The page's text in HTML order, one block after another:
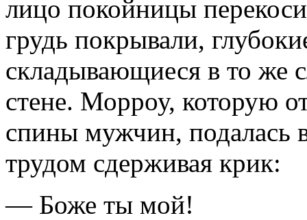
лицо покойницы
грудь покрывали,
складывающиеся в то же
стене. Морроу, которую
спины мужчин, подалась
трудом сдерживая крик:
— Боже ты мой!